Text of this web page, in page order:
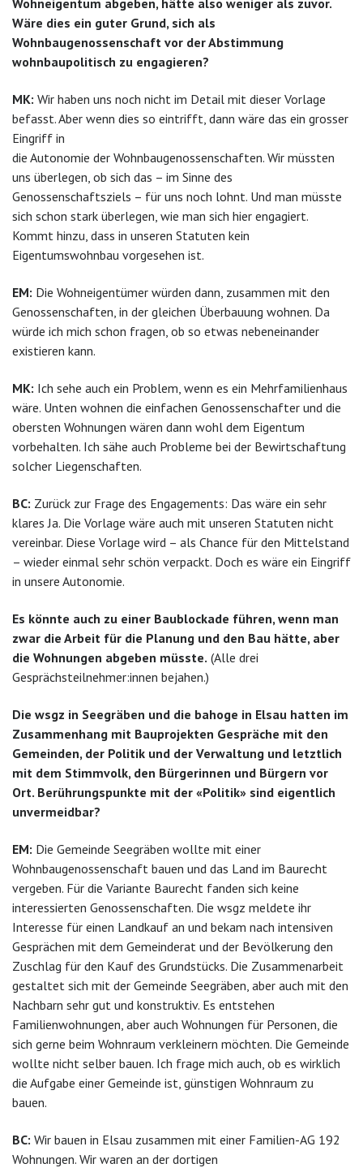
Wäre dies ein guter Grund, sich als
Wohnbaugenossenschaft vor der Abstimmung
wohnbaupolitisch zu engagieren?
MK: Wir haben uns noch nicht im Detail mit dieser Vorlage
befasst. Aber wenn dies so eintrifft, dann wäre das ein grosser
Eingriff in
die Autonomie der Wohnbaugenossenschaften. Wir müssten
uns überlegen, ob sich das – im Sinne des
Genossenschaftsziels – für uns noch lohnt. Und man müsste
sich schon stark überlegen, wie man sich hier engagiert.
Kommt hinzu, dass in unseren Statuten kein
Eigentumswohnbau vorgesehen ist.
EM: Die Wohneigentümer würden dann, zusammen mit den
Genossenschaften, in der gleichen Überbauung wohnen. Da
würde ich mich schon fragen, ob so etwas nebeneinander
existieren kann.
MK: Ich sehe auch ein Problem, wenn es ein Mehrfamilienhaus
wäre. Unten wohnen die einfachen Genossenschafter und die
obersten Wohnungen wären dann wohl dem Eigentum
vorbehalten. Ich sähe auch Probleme bei der Bewirtschaftung
solcher Liegenschaften.
BC: Zurück zur Frage des Engagements: Das wäre ein sehr
klares Ja. Die Vorlage wäre auch mit unseren Statuten nicht
vereinbar. Diese Vorlage wird – als Chance für den Mittelstand
– wieder einmal sehr schön verpackt. Doch es wäre ein Eingriff
in unsere Autonomie.
Es könnte auch zu einer Baublockade führen, wenn man
zwar die Arbeit für die Planung und den Bau hätte, aber
die Wohnungen abgeben müsste. (Alle drei
Gesprächsteilnehmer:innen bejahen.)
Die wsgz in Seegräben und die bahoge in Elsau hatten im
Zusammenhang mit Bauprojekten Gespräche mit den
Gemeinden, der Politik und der Verwaltung und letztlich
mit dem Stimmvolk, den Bürgerinnen und Bürgern vor
Ort. Berührungspunkte mit der «Politik» sind eigentlich
unvermeidbar?
EM: Die Gemeinde Seegräben wollte mit einer
Wohnbaugenossenschaft bauen und das Land im Baurecht
vergeben. Für die Variante Baurecht fanden sich keine
interessierten Genossenschaften. Die wsgz meldete ihr
Interesse für einen Landkauf an und bekam nach intensiven
Gesprächen mit dem Gemeinderat und der Bevölkerung den
Zuschlag für den Kauf des Grundstücks. Die Zusammenarbeit
gestaltet sich mit der Gemeinde Seegräben, aber auch mit den
Nachbarn sehr gut und konstruktiv. Es entstehen
Familienwohnungen, aber auch Wohnungen für Personen, die
sich gerne beim Wohnraum verkleinern möchten. Die Gemeinde
wollte nicht selber bauen. Ich frage mich auch, ob es wirklich
die Aufgabe einer Gemeinde ist, günstigen Wohnraum zu
bauen.
BC: Wir bauen in Elsau zusammen mit einer Familien-AG 192
Wohnungen. Wir waren an der dortigen